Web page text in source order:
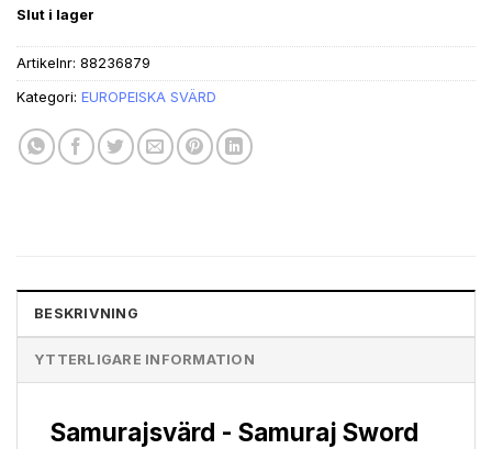
var:
kr1,198.49.
är:
kr998.74.
Slut i lager
Artikelnr: 88236879
Kategori: EUROPEISKA SVÄRD
BESKRIVNING
YTTERLIGARE INFORMATION
Samurajsvärd - Samuraj Sword